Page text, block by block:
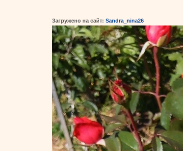
Загружено на сайт: Sandra_nina26